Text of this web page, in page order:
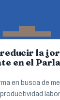
la
en el
en busca de